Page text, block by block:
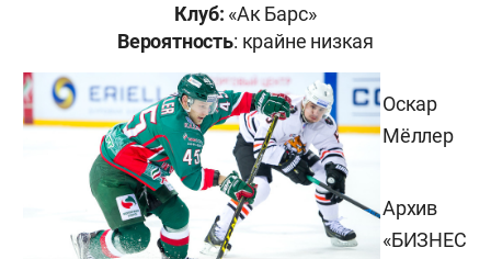
Клуб: «Ак Барс»
Вероятность: крайне низкая
Оскар
Мёллер
Архив
«БИЗНЕС